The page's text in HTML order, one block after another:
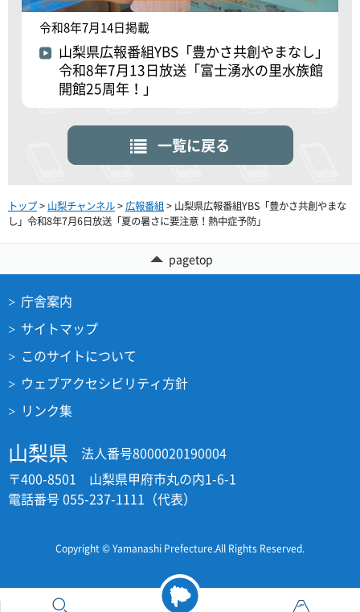
令和8年7月14日掲載
山梨県広報番組YBS「豊かさ共創やまなし」
令和8年7月13日放送「富士湧水の里水族館
開館25周年！」
一覧に戻る
トップ> 山梨チャンネル>広報番組> 山梨県広報番組YBS「豊かさ共創やまな
し」令和8年7月6日放送「夏の暑さに要注意！熱中症予防」
pagetop
庁舎案内
サイトマップ
このサイトについて
ウェブアクセシビリティ方針
リンク集
山梨県
法人番号8000020190004
〒400-8501 山梨県甲府市丸の内1-6-1
電話番号 055-237-1111（代表）
Copyright © Yamanashi Prefecture.All Rights Reserved.